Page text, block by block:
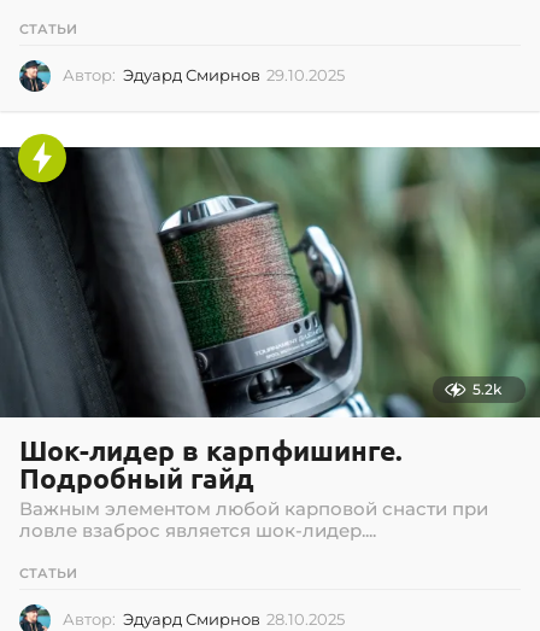
СТАТЬИ
Автор: Эдуард Смирнов 29.10.2025
1
2
5
5.2k
Шок-лидер в карпфишинге.
Подробный гайд
Важным элементом любой карповой снасти при
ловле взаброс является шок-лидер....
СТАТЬИ
Автор: Эдуард Смирнов 28.10.2025